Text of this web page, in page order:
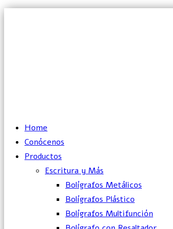
Home
Conócenos
Productos
Escritura y Más
Bolígrafos Metálicos
Bolígrafos Plástico
Bolígrafos Multifunción